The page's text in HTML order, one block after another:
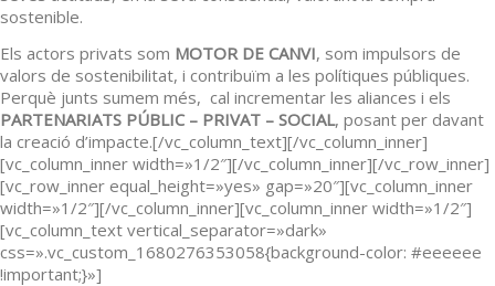
sostenible.
Els actors privats som MOTOR DE CANVI, som impulsors de
valors de sostenibilitat, i contribuïm a les polítiques públiques.
Perquè junts sumem més, cal incrementar les aliances i els
PARTENARIATS PÚBLIC – PRIVAT – SOCIAL, posant per davant
la creació d’impacte.[/vc_column_text][/vc_column_inner]
[vc_column_inner width=»1/2″][/vc_column_inner][/vc_row_inner]
[vc_row_inner equal_height=»yes» gap=»20″][vc_column_inner
width=»1/2″][/vc_column_inner][vc_column_inner width=»1/2″]
[vc_column_text vertical_separator=»dark»
css=».vc_custom_1680276353058{background-color: #eeeeee
!important;}»]